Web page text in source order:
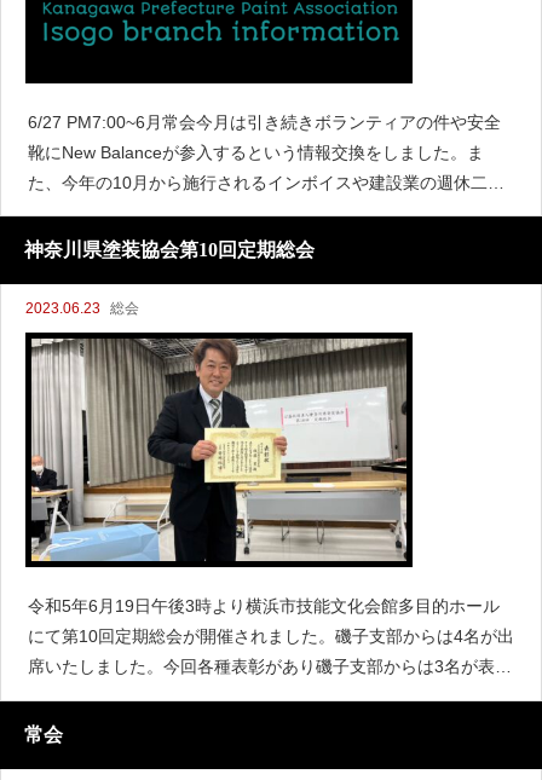
6/27 PM7:00~6月常会今月は引き続きボランティアの件や安全
靴にNew Balanceが参入するという情報交換をしました。ま
た、今年の10月から施行されるインボイスや建設業の週休二日
制など、お互い知ってる知識を交換しました。
神奈川県塗装協会第10回定期総会
2023.06.23 総会
令和5年6月19日午後3時より横浜市技能文化会館多目的ホール
にて第10回定期総会が開催されました。磯子支部からは4名が出
席いたしました。今回各種表彰があり磯子支部からは3名が表彰
されました。役員功労者表彰有限会社佐藤塗装工業所佐藤 薫
常会